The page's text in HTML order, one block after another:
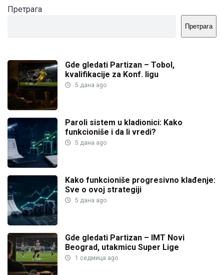
Претрага
Претрага
Gde gledati Partizan – Tobol,
kvalifikacije za Konf. ligu
5 дана ago
Paroli sistem u kladionici: Kako
funkcioniše i da li vredi?
5 дана ago
Kako funkcioniše progresivno klađenje:
Sve o ovoj strategiji
5 дана ago
Gde gledati Partizan – IMT Novi
Beograd, utakmicu Super Lige
1 седмица ago